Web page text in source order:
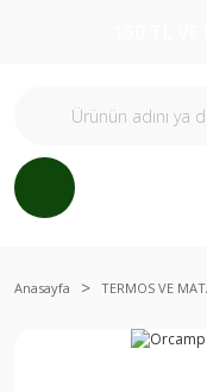
Anasayfa TERMOS VE